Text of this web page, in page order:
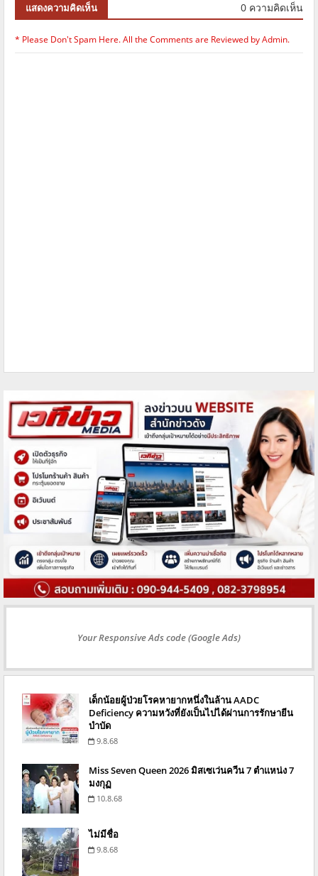
แสดงความคิดเห็น 0 ความคิดเห็น
* Please Don't Spam Here. All the Comments are Reviewed by Admin.
Your Responsive Ads code (Google Ads)
เด็กน้อยผู้ป่วยโรคหายากหนึ่งในล้าน AADC
Deficiency ความหวังที่ยังเป็นไปได้ผ่านการรักษายีน
บำบัด
9.8.68
Miss Seven Queen 2026 มิสเซเว่นควีน 7 ตำแหน่ง 7
มงกุฏ
10.8.68
ไม่มีชื่อ
9.8.68